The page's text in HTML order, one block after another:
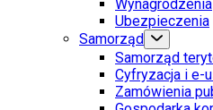
Wynagrodzenia
Ubezpieczenia
Samorząd
Samorząd
Cyfryzacja i e-
Zamówienia